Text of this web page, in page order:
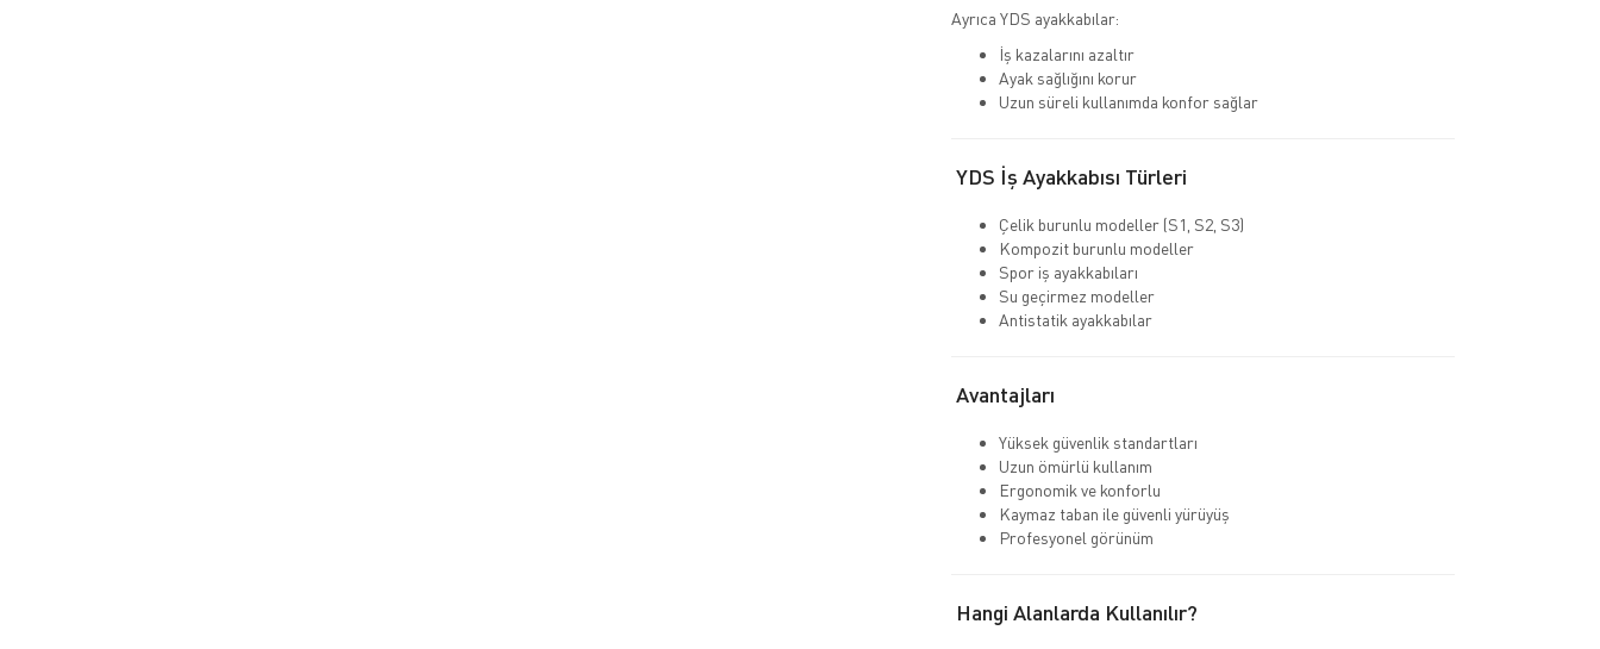
Ayrıca YDS ayakkabılar:
İş kazalarını azaltır
Ayak sağlığını korur
Uzun süreli kullanımda konfor sağlar
YDS İş Ayakkabısı Türleri
Çelik burunlu modeller (S1, S2, S3)
Kompozit burunlu modeller
Spor iş ayakkabıları
Su geçirmez modeller
Antistatik ayakkabılar
Avantajları
Yüksek güvenlik standartları
Uzun ömürlü kullanım
Ergonomik ve konforlu
Kaymaz taban ile güvenli yürüyüş
Profesyonel görünüm
Hangi Alanlarda Kullanılır?